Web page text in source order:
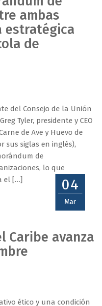
ambas
estratégica
de
del Consejo de la Unión
Tyler, presidente y CEO
de Ave y Huevo de
sus siglas en inglés),
de
lo que
el […]
04
Mar
Caribe avanza
ético y una condición